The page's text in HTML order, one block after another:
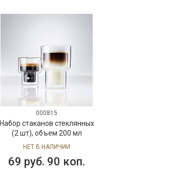
000815
Набор стаканов стеклянных
(2 шт), объем 200 мл
НЕТ В НАЛИЧИИ
69 руб. 90 коп.